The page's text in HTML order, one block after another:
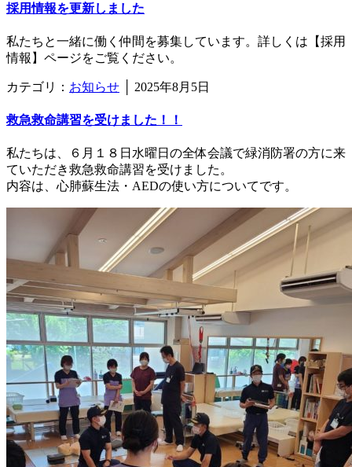
採用情報を更新しました
私たちと一緒に働く仲間を募集しています。詳しくは【採用
情報】ページをご覧ください。
カテゴリ： お知らせ 2025年8月5日
救急救命講習を受けました！！
私たちは、６月１８日水曜日の全体会議で緑消防署の方に来
ていただき救急救命講習を受けました。
内容は、心肺蘇生法・AEDの使い方についてです。